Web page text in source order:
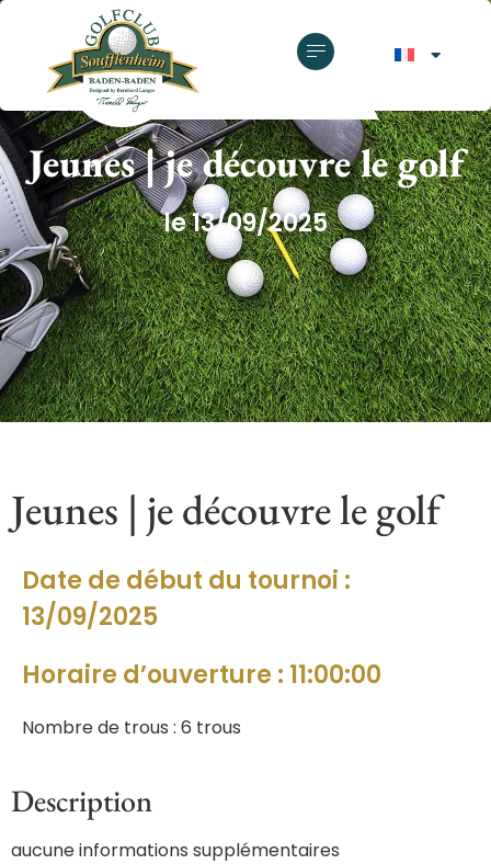
GOLF CLUB SOUFFLENHEIM
Jeunes | je découvre le golf
le 13/09/2025
Jeunes | je découvre le golf
Date de début du tournoi :
13/09/2025
Horaire d’ouverture : 11:00:00
Nombre de trous : 6 trous
Description
aucune informations supplémentaires